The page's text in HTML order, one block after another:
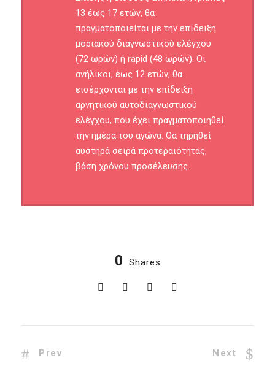
13 έως 17 ετών, θα
πραγματοποιείται με την επίδειξη
μοριακού διαγνωστικού ελέγχου
(72 ωρών) ή rapid (48 ωρών). Οι
ανήλικοι, έως 12 ετών, θα
εισέρχονται με την επίδειξη
αρνητικού αυτοδιαγνωστικού
ελέγχου, που έχει πραγματοποιηθεί
την ημέρα του αγώνα. Θα τηρηθεί
αυστηρά σειρά προτεραιότητας,
βάση χρόνου προσέλευσης.
0 Shares
Prev Next